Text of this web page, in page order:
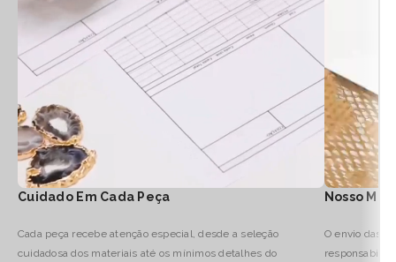
Cuidado Em Cada Peça
Cada peça recebe atenção especial, desde a seleção
cuidadosa dos materiais até os mínimos detalhes do
Nosso
O envio das